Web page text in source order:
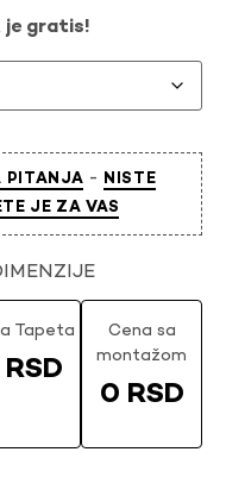
je gratis!
PITANJA - NISTE
JE ZA VAS
Tapeta
Cena sa
montažom
0 RSD